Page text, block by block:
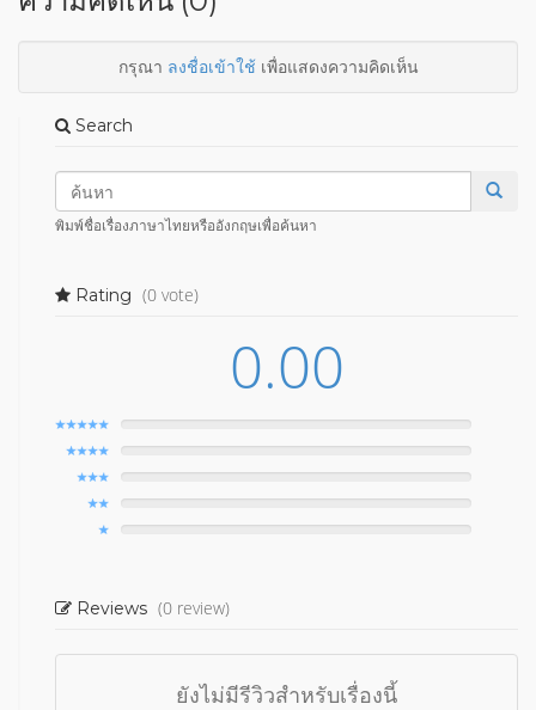
กรุณา ลงชื่อเข้าใช้เพื่อแสดงความคิดเห็น
Search
พิมพ์ชื่อเรื่องภาษาไทยหรืออังกฤษเพื่อค้นหา
Rating (0 vote)
0.00
Reviews (0 review)
ยังไม่มีรีวิวสำหรับเรื่องนี้